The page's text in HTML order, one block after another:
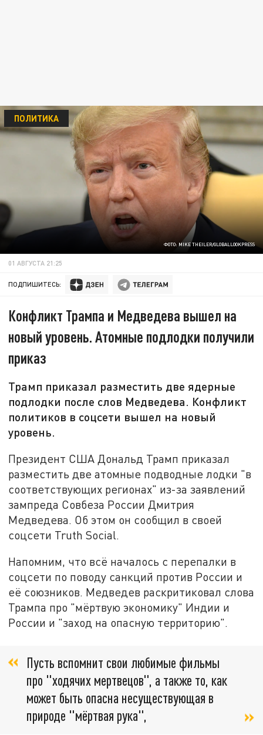
ФОТО: MIKE THEILER/GLOBALLOOKPRESS
ПОЛИТИКА
01 АВГУСТА 21:25
ПОДПИШИТЕСЬ:
Конфликт Трампа и Медведева вышел на
новый уровень. Атомные подлодки получили
приказ
Трамп приказал разместить две ядерные
подлодки после слов Медведева. Конфликт
политиков в соцсети вышел на новый
уровень.
Президент США Дональд Трамп приказал
разместить две атомные подводные лодки "в
соответствующих регионах" из-за заявлений
зампреда Совбеза России Дмитрия
Медведева. Об этом он сообщил в своей
соцсети Truth Social.
Напомним, что всё началось с перепалки в
соцсети по поводу санкций против России и
её союзников. Медведев раскритиковал слова
Трампа про "мёртвую экономику" Индии и
России и "заход на опасную территорию".
Пусть вспомнит свои любимые фильмы
про "ходячих мертвецов", а также то, как
может быть опасна несуществующая в
природе "мёртвая рука",